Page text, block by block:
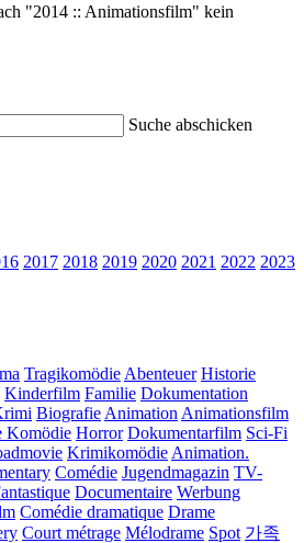
"2014 :: Animationsfilm" kein
Suche abschicken
2017 2018 2019 2020 2021 2022 2023
Tragikomödie Abenteuer Historie
Kinderfilm Familie Dokumentation
Biografie Animation Animationsfilm
Komödie Horror Dokumentarfilm Sci-Fi
Krimikomödie Animation.
Comédie Jugendmagazin TV-
Documentaire Werbung
Comédie dramatique Drame
Court métrage Mélodrame Spot 가족